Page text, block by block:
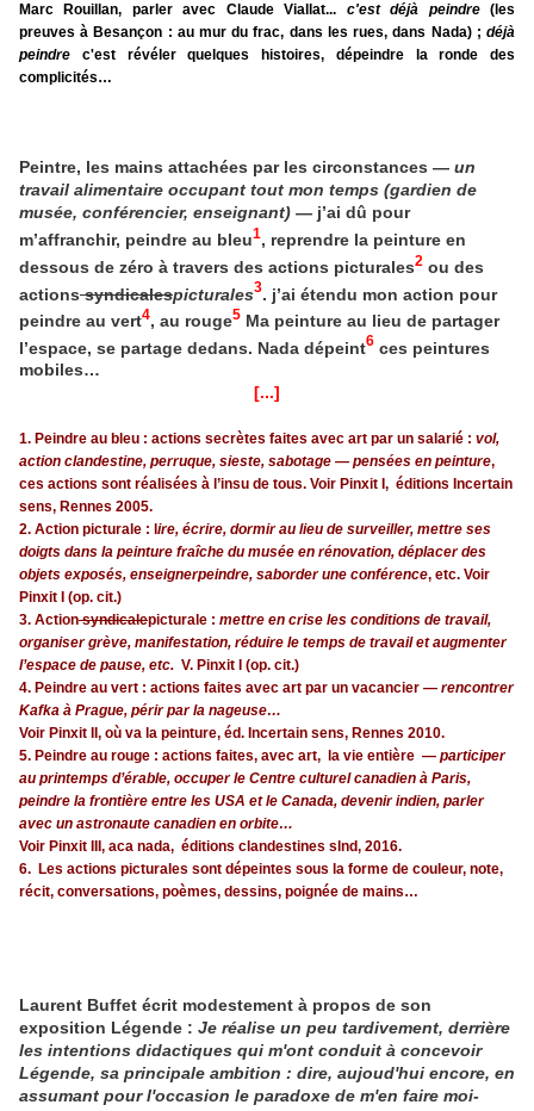
Marc Rouillan, parler avec Claude Viallat... c'est déjà peindre(les
preuves à Besançon : au mur du frac, dans les rues, dans Nada) ; déjà
peindre c'est révéler quelques histoires, dépeindre la ronde des
complicités…
Peintre, les mains attachées par les circonstances — un
travail alimentaire occupant tout mon temps (gardien de
musée, conférencier, enseignant) — j’ai dû pour
m’affranchir, peindre au bleu1, reprendre la peinture en
dessous de zéro à travers des actions picturales2 ou des
actionssyndicalespicturales3
. j’ai étendu mon action pour
peindre au vert4, au rouge5 Ma peinture au lieu de partager
l’espace, se partage dedans. Nada dépeint6 ces peintures
mobiles…
[...]
1. Peindre au bleu : actions secrètes faites avec art par un salarié : vol,
action clandestine, perruque, sieste, sabotage — pensées en peinture,
ces actions sont réalisées à l’insu de tous. Voir Pinxit I, éditions Incertain
sens, Rennes 2005.
2. Action picturale : l ire, écrire, dormir au lieu de surveiller, mettre ses
doigts dans la peinture fraîche du musée en rénovation, déplacer des
objets exposés, enseignerpeindre, saborder une conférence, etc. Voir
Pinxit I (op. cit.)
3. Actionsyndicalepicturale : mettre en crise les conditions de travail,
organiser grève, manifestation, réduire le temps de travail et augmenter
l’espace de pause, etc. V. Pinxit I (op. cit.)
4. Peindre au vert : actions faites avec art par un vacancier — rencontrer
Kafka à Prague, périr par la nageuse…
Voir Pinxit II, où va la peinture, éd. Incertain sens, Rennes 2010.
5. Peindre au rouge : actions faites, avec art, la vie entière — participer
au printemps d’érable, occuper le Centre culturel canadien à Paris,
peindre la frontière entre les USA et le Canada, devenir indien, parler
avec un astronaute canadien en orbite…
Voir Pinxit III, aca nada, éditions clandestines slnd, 2016.
6. Les actions picturales sont dépeintes sous la forme de couleur, note,
récit, conversations, poèmes, dessins, poignée de mains…
Laurent Buffet écrit modestement à propos de son
exposition Légende : Je réalise un peu tardivement, derrière
les intentions didactiques qui m'ont conduit à concevoir
Légende, sa principale ambition : dire, aujoud'hui encore, en
assumant pour l'occasion le paradoxe de m'en faire moi-